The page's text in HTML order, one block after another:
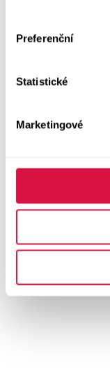
Preferenční
Statistické
Marketingové